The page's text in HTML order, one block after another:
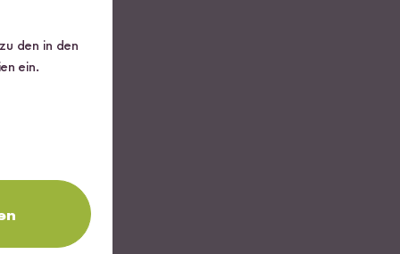
den in den
ein.